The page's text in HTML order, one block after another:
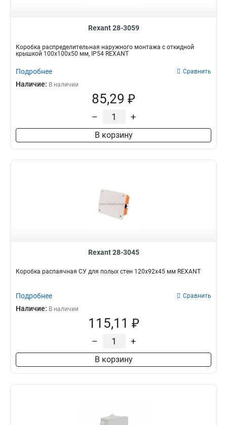
Rexant 28-3059
Коробка распределительная наружного монтажа с откидной
крышкой 100х100х50 мм, IP54 REXANT
Подробнее Сравнить
Наличие: В наличии
85,29 ₽
– +
В корзину
Rexant 28-3045
Коробка распаячная СУ для полых стен 120х92х45 мм REXANT
Подробнее Сравнить
Наличие: В наличии
115,11 ₽
– +
В корзину